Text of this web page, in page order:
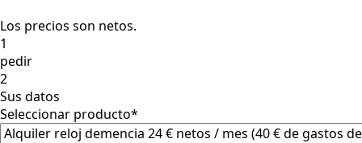
Los precios son netos.
1
pedir
2
Sus datos
Seleccionar producto*